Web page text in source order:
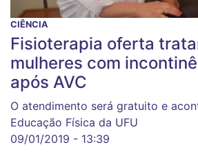
CIÊNCIA
Fisioterapia oferta
mulheres com
após AVC
O atendimento será gratuito e
Educação Física da UFU
09/01/2019 - 13:39